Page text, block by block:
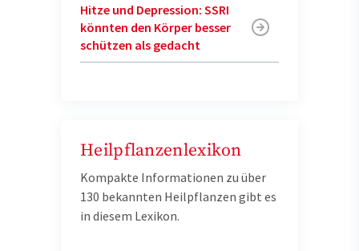
Hitze und Depression: SSRI
könnten den Körper besser
schützen als gedacht
Heilpflanzenlexikon
Kompakte Informationen zu über
130 bekannten Heilpflanzen gibt es
in diesem Lexikon.